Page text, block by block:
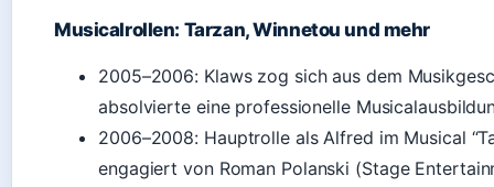
Musicalrollen: Tarzan, Winnetou und mehr
2005–2006: Klaws zog sich aus dem
absolvierte eine professionelle
2006–2008: Hauptrolle als Alfred im Musical
engagiert von Roman Polanski (Stage